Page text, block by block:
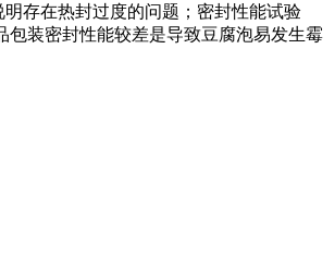
明存在热封过度的问题；密封性能试验
包装密封性能较差是导致豆腐泡易发生霉